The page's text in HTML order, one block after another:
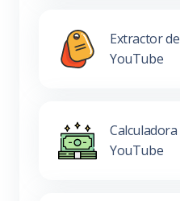
Extractor
YouTube
YouTube